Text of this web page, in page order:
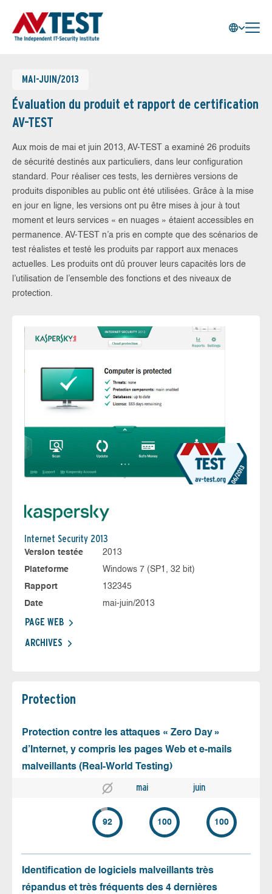
MAI-JUIN/2013
Évaluation du produit et rapport de certification
AV-TEST
Aux mois de mai et juin 2013, AV-TEST a examiné 26 produits
de sécurité destinés aux particuliers, dans leur configuration
standard. Pour réaliser ces tests, les dernières versions de
produits disponibles au public ont été utilisées. Grâce à la mise
en jour en ligne, les versions ont pu être mises à jour à tout
moment et leurs services « en nuages » étaient accessibles en
permanence. AV-TEST n’a pris en compte que des scénarios de
test réalistes et testé les produits par rapport aux menaces
actuelles. Les produits ont dû prouver leurs capacités lors de
l’utilisation de l’ensemble des fonctions et des niveaux de
protection.
Internet Security 2013
Version testée
2013
Plateforme
Windows 7 (SP1, 32 bit)
Rapport
132345
Date
mai-juin/2013
PAGE WEB
ARCHIVES
Protection
Protection contre les attaques « Zero Day »
d’Internet, y compris les pages Web et e-mails
malveillants (Real-World Testing)
mai juin
92 100 100
Identification de logiciels malveillants très
répandus et très fréquents des 4 dernières